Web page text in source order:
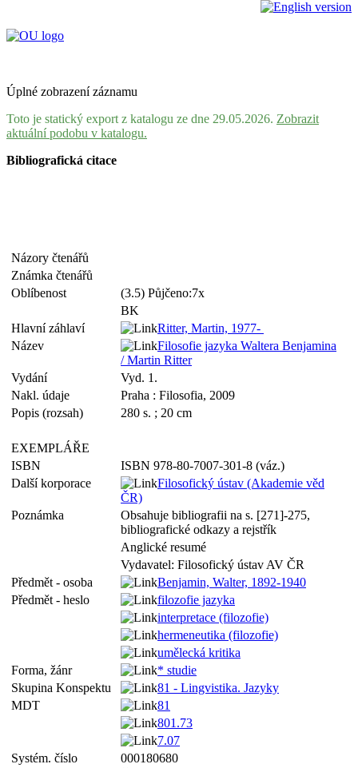
Úplné zobrazení záznamu
Toto je statický export z katalogu ze dne 29.05.2026. Zobrazit
aktuální podobu v katalogu.
Bibliografická citace
Názory čtenářů
Známka čtenářů
Oblíbenost
(3.5) Půjčeno:7x
BK
Hlavní záhlaví
Ritter, Martin, 1977-
Název
Filosofie jazyka Waltera Benjamina
/ Martin Ritter
Vydání
Vyd. 1.
Nakl. údaje
Praha : Filosofia, 2009
Popis (rozsah)
280 s. ; 20 cm
EXEMPLÁŘE
ISBN
ISBN 978-80-7007-301-8 (váz.)
Další korporace
Filosofický ústav (Akademie věd
ČR)
Poznámka
Obsahuje bibliografii na s. [271]-275,
bibliografické odkazy a rejstřík
Anglické resumé
Vydavatel: Filosofický ústav AV ČR
Předmět - osoba
Benjamin, Walter, 1892-1940
Předmět - heslo
filozofie jazyka
interpretace (filozofie)
hermeneutika (filozofie)
umělecká kritika
Forma, žánr
* studie
Skupina Konspektu
81 - Lingvistika. Jazyky
MDT
81
801.73
7.07
Systém. číslo
000180680